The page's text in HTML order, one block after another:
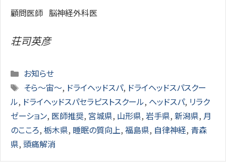
顧問医師 脳神経外科医
荘司英彦
Categories
お知らせ
Tags
そら～宙～, ドライヘッドスパ, ドライヘッドスパスクー
ル, ドライヘッドスパセラピストスクール, ヘッドスパ, リラク
ゼーション, 医師推奨, 宮城県, 山形県, 岩手県, 新潟県, 月
のこころ, 栃木県, 睡眠の質向上, 福島県, 自律神経, 青森
県, 頭痛解消